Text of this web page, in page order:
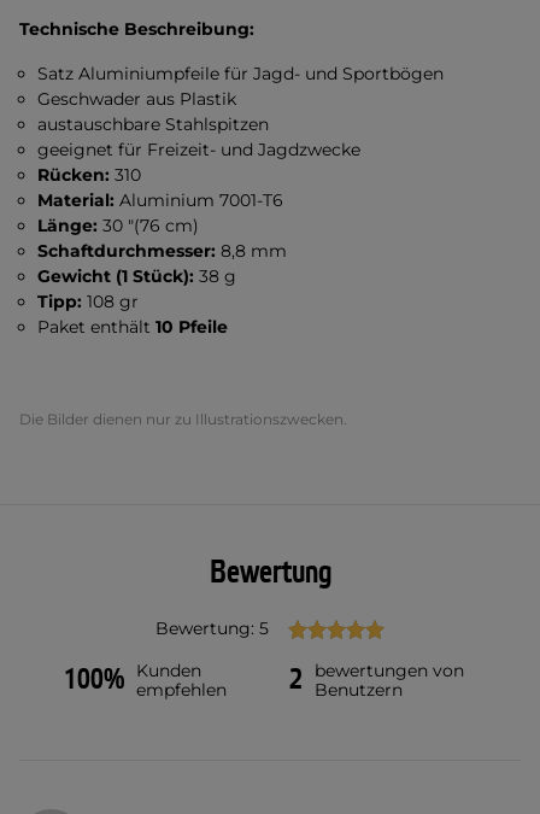
Technische Beschreibung:
Satz Aluminiumpfeile für Jagd- und Sportbögen
Geschwader aus Plastik
austauschbare Stahlspitzen
geeignet für Freizeit- und Jagdzwecke
Rücken: 310
Material: Aluminium 7001-T6
Länge: 30 "(76 cm)
Schaftdurchmesser: 8,8 mm
Gewicht (1 Stück): 38 g
Tipp: 108 gr
Paket enthält10 Pfeile
Die Bilder dienen nur zu Illustrationszwecken.
Bewertung
Bewertung: 5
100%
Kunden
empfehlen
2
bewertungen von
Benutzern